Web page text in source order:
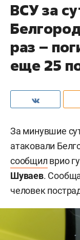
ВСУ за
раз –
еще 25
За минувшие
атаковали
сообщил врио
Шуваев.
человек